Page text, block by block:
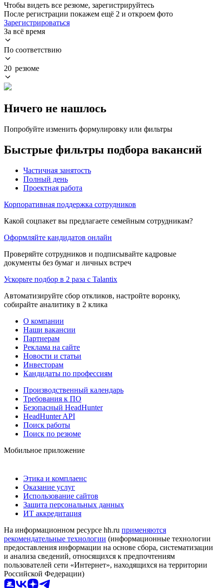
Чтобы видеть все резюме, зарегистрируйтесь
После регистрации покажем ещё 2 и откроем фото
Зарегистрироваться
За всё время
По соответствию
20 резюме
Ничего не нашлось
Попробуйте изменить формулировку или фильтры
Быстрые фильтры подбора вакансий
Частичная занятость
Полный день
Проектная работа
Корпоративная поддержка сотрудников
Какой соцпакет вы предлагаете семейным сотрудникам?
Оформляйте кандидатов онлайн
Проверяйте сотрудников и подписывайте кадровые
документы без бумаг и личных встреч
Ускорьте подбор в 2 раза с Talantix
Автоматизируйте сбор откликов, настройте воронку,
собирайте аналитику в 2 клика
О компании
Наши вакансии
Партнерам
Реклама на сайте
Новости и статьи
Инвесторам
Кандидаты по профессиям
Производственный календарь
Требования к ПО
Безопасный HeadHunter
HeadHunter API
Поиск работы
Поиск по резюме
Мобильное приложение
Этика и комплаенс
Оказание услуг
Использование сайтов
Защита персональных данных
ИТ аккредитация
На информационном ресурсе hh.ru применяются
рекомендательные технологии (информационные технологии
предоставления информации на основе сбора, систематизации
и анализа сведений, относящихся к предпочтениям
пользователей сети «Интернет», находящихся на территории
Российской Федерации)